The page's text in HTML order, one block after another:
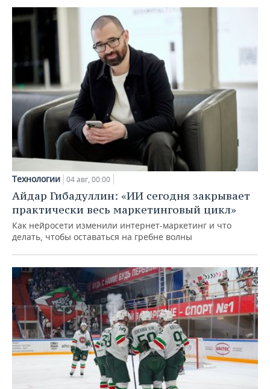
Технологии 04 авг, 00:00
Айдар Гибадуллин: «ИИ сегодня закрывает
практически весь маркетинговый цикл»
Как нейросети изменили интернет-маркетинг и что
делать, чтобы оставаться на гребне волны